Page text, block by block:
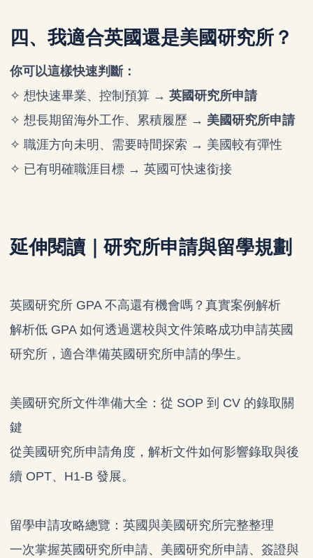
四、我適合英國還是美國研究所？
你可以這樣快速判斷：
✧ 想快速畢業、控制預算 → 英國研究所申請
✧ 想長期留海外工作、累積履歷 → 美國研究所申請
✧ 職涯方向未明、需要時間探索 → 美國較有彈性
✧ 已有明確職涯目標 → 英國可快速銜接
延伸閱讀｜研究所申請與留學規劃
英國研究所 GPA 不高還有機會嗎？真實案例解析
解析低 GPA 如何透過選校與文件策略成功申請英國
研究所，適合準備英國研究所申請的學生。
美國研究所文件準備大全：從 SOP 到 CV 的錄取關
鍵
從美國研究所申請角度，解析文件如何影響錄取與後
續 OPT、H1-B 發展。
留學申請攻略總覽：英國與美國研究所完整整理
一次掌握英國研究所申請、美國研究所申請、簽證與